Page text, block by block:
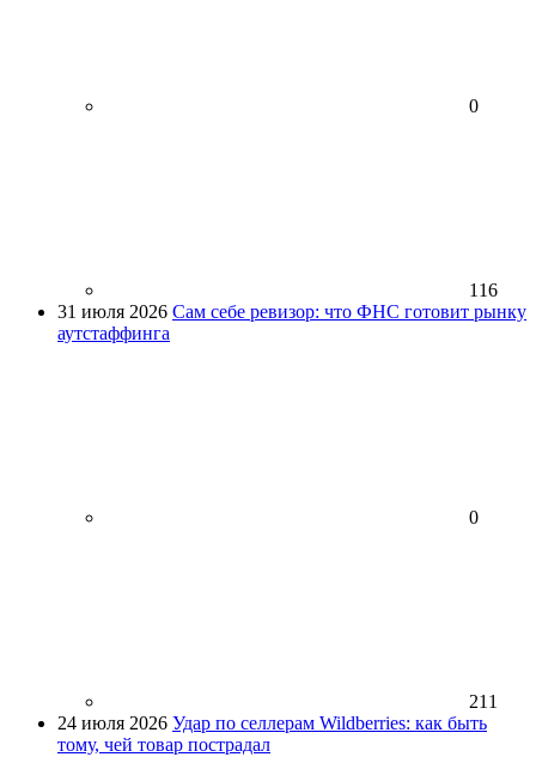
0
116
31 июля 2026 Сам себе ревизор: что ФНС готовит рынку
аутстаффинга
0
211
24 июля 2026 Удар по селлерам Wildberries: как быть
тому, чей товар пострадал